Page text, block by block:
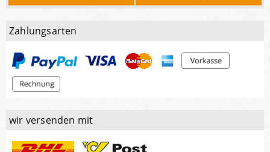
Zahlungsarten
wir versenden mit